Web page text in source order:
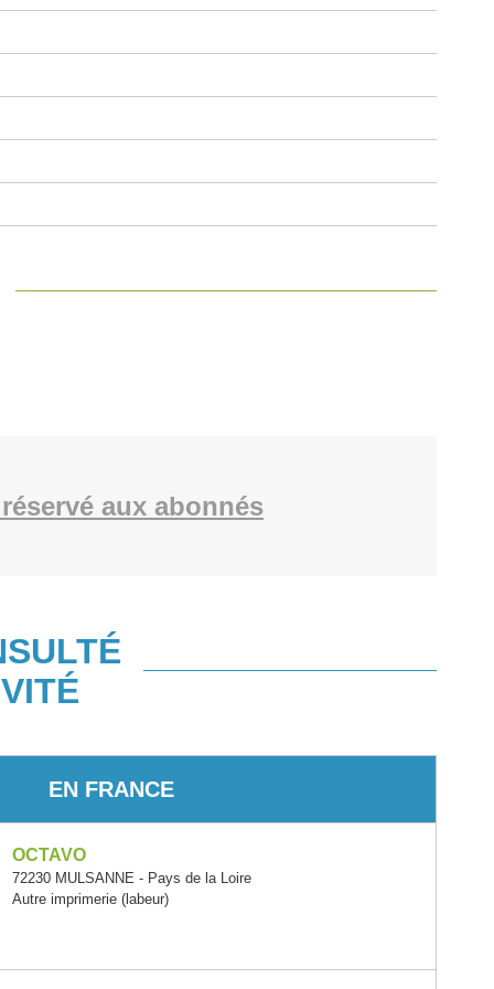
aux abonnés
EN FRANCE
OCTAVO
72230 MULSANNE - Pays de la Loire
Autre imprimerie (labeur)